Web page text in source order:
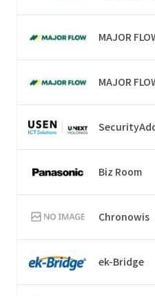
Biz Room
Chronowis
ek-Bridge